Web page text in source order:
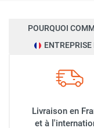
POURQUOI
Livraison en
et à